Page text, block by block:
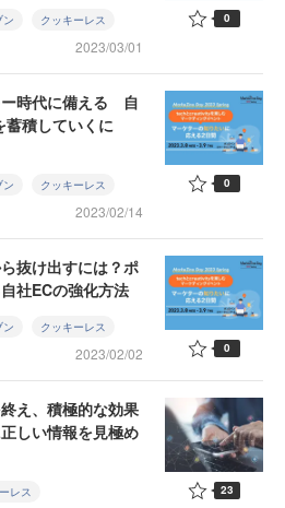
ン クッキーレス
2023/03/01
0
ー時代に備える 自
蓄積していくに
ン クッキーレス
2023/02/14
0
抜け出すには？ポ
社ECの強化方法
ン クッキーレス
2023/02/02 0
え、積極的な効果
しい情報を見極め
レス 23